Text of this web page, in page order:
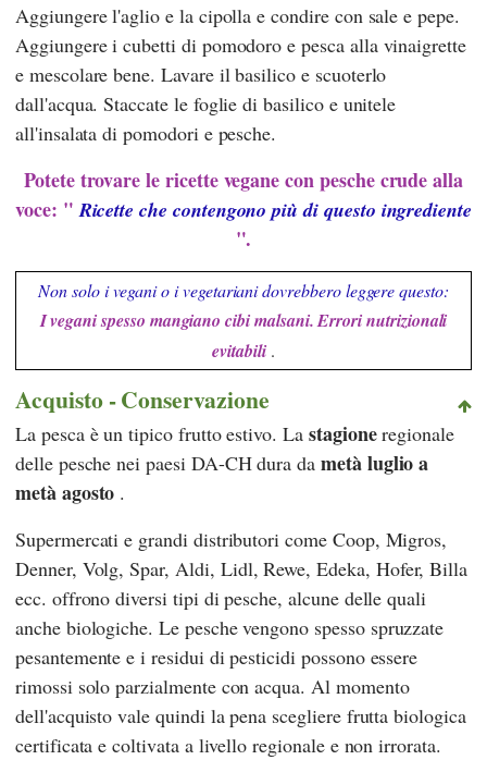
Aggiungere l'aglio e la cipolla e condire con sale e pepe.
Aggiungere i cubetti di pomodoro e pesca alla vinaigrette
e mescolare bene. Lavare il basilico e scuoterlo
dall'acqua. Staccate le foglie di basilico e unitele
all'insalata di pomodori e pesche.
Potete trovare le ricette vegane con pesche crude alla
voce: " Ricette che contengono più di questo ingrediente
".
Non solo i vegani o i vegetariani dovrebbero leggere questo:
I vegani spesso mangiano cibi malsani. Errori nutrizionali
evitabili.
Acquisto - Conservazione
La pesca è un tipico frutto estivo. La stagioneregionale
delle pesche nei paesi DA-CH dura dametà luglio a
metà agosto .
Supermercati e grandi distributori come Coop, Migros,
Denner, Volg,Spar, Aldi, Lidl,Rewe,Edeka, Hofer,Billa
ecc. offrono diversi tipi di pesche, alcune delle quali
anche biologiche. Le pesche vengono spesso spruzzate
pesantemente e i residui di pesticidi possono essere
rimossi solo parzialmente con acqua. Al momento
dell'acquisto vale quindi la pena scegliere frutta biologica
certificata e coltivata a livello regionale e non irrorata.